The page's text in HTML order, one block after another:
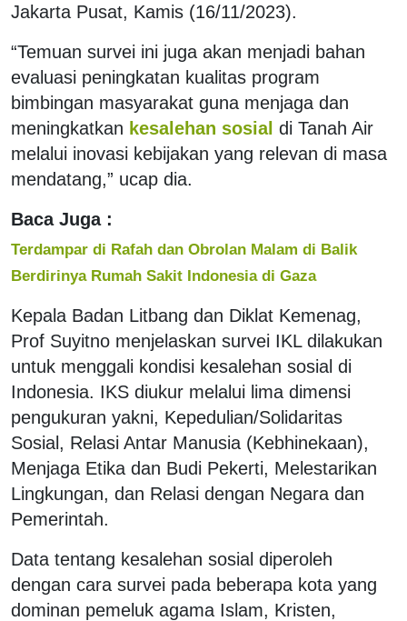
Jakarta Pusat, Kamis (16/11/2023).
“Temuan survei ini juga akan menjadi bahan
evaluasi peningkatan kualitas program
bimbingan masyarakat guna menjaga dan
meningkatkan kesalehan sosial di Tanah Air
melalui inovasi kebijakan yang relevan di masa
mendatang,” ucap dia.
Baca Juga :
Terdampar di Rafah dan Obrolan Malam di Balik
Berdirinya Rumah Sakit Indonesia di Gaza
Kepala Badan Litbang dan Diklat Kemenag,
Prof Suyitno menjelaskan survei IKL dilakukan
untuk menggali kondisi kesalehan sosial di
Indonesia. IKS diukur melalui lima dimensi
pengukuran yakni, Kepedulian/Solidaritas
Sosial, Relasi Antar Manusia (Kebhinekaan),
Menjaga Etika dan Budi Pekerti, Melestarikan
Lingkungan, dan Relasi dengan Negara dan
Pemerintah.
Data tentang kesalehan sosial diperoleh
dengan cara survei pada beberapa kota yang
dominan pemeluk agama Islam, Kristen,